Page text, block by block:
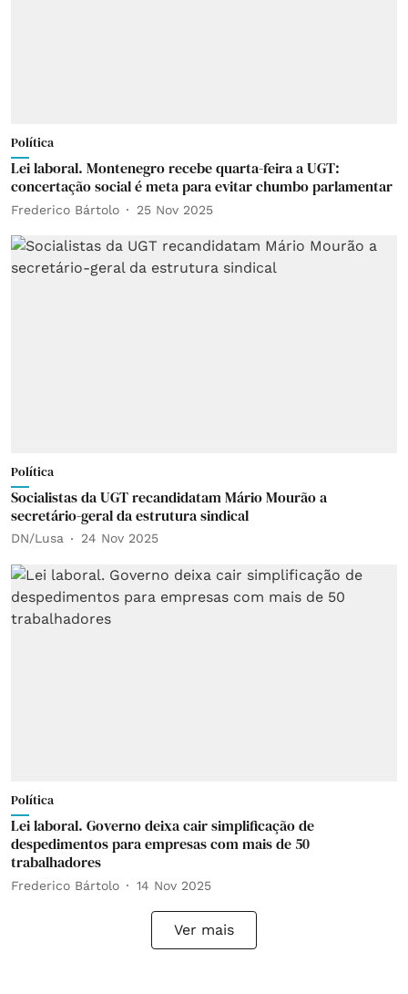
Política
Lei laboral. Montenegro recebe quarta-feira a UGT:
concertação social é meta para evitar chumbo parlamentar
Frederico Bártolo 25 Nov 2025
Política
Socialistas da UGT recandidatam Mário Mourão a
secretário-geral da estrutura sindical
DN/Lusa 24 Nov 2025
Política
Lei laboral. Governo deixa cair simplificação de
despedimentos para empresas com mais de 50
trabalhadores
Frederico Bártolo 14 Nov 2025
Ver mais